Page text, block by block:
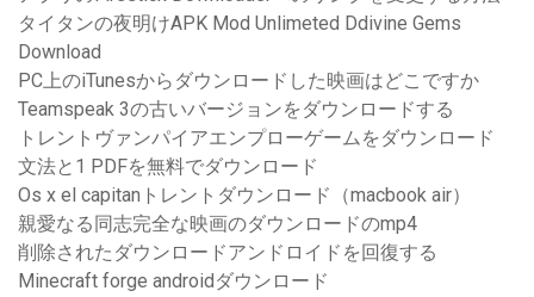
タイタンの夜明けAPK Mod Unlimeted Ddivine Gems
Download
PC上のiTunesからダウンロードした映画はどこですか
Teamspeak 3の古いバージョンをダウンロードする
トレントヴァンパイアエンプローゲームをダウンロード
文法と1 PDFを無料でダウンロード
Os x el capitanトレントダウンロード（macbook air）
親愛なる同志完全な映画のダウンロードのmp4
削除されたダウンロードアンドロイドを回復する
Minecraft forge androidダウンロード